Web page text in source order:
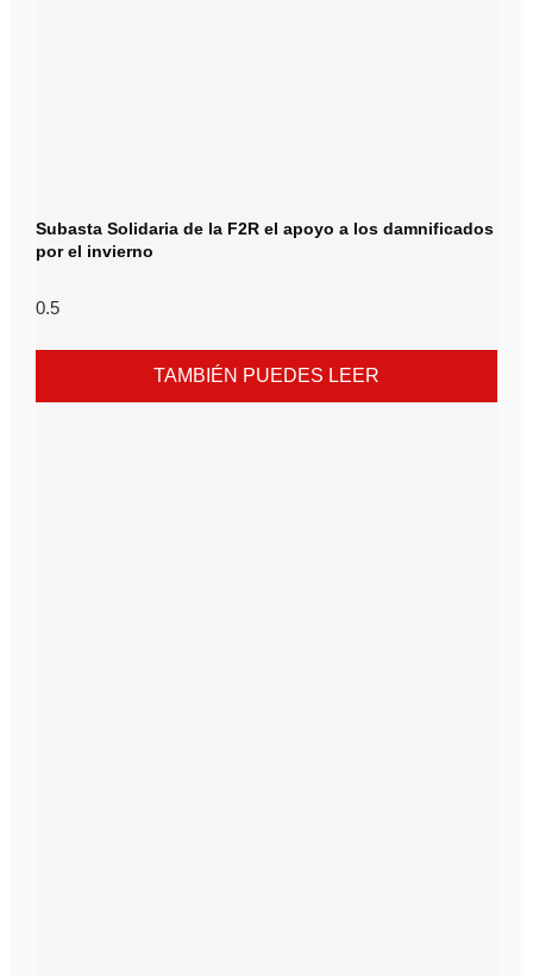
Subasta Solidaria de la F2R el apoyo a los damnificados
por el invierno
TAMBIÉN PUEDES LEER